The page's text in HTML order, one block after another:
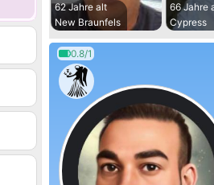
62 Jahre alt
New Braunfels
66 Jahre
Cypress
0.8/1